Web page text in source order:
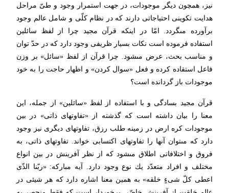
نیز، همچون دیگر موجودات، در جهت استمرار وجود و طىّ مراحل
هدایت تكوینى احتیاجاتى دارند كه در نظام كلّى و شامل عالم وجود
برآورده مى‏گردد. امّا در اینكه قرآن مجید چرا از لفظ سائلین
استفاده فرموده است نكات بسیار ظریفى وجود دارد كه در حدّ توان
و مناسب بحث، عرض مى‏شود. چرا قرآن از لفظ «سائل» بر وزن
فاعل استفاده كرده و فعل «سوال كردن» و اظهار حاجت را به خود
موجودات باز گردانده است؟
قرآن مجید بسادگى و با استفاده از لفظ «سائلین» از جمله، این
معنا را بیان داشته است كه گذشته از «تفاوتهاى ذاتى» در بین
موجودات كره ارض در زمینه طلب رزق، تفاوتهاى دیگرى نیز وجود
دارد كه مى‏توان آنها را تفاوتهاى اكتسابى خواند. تفاوتهاى ذاتى، به
فروق و اختلافاتى اطلاق مى‏شود كه از نظر آفرینش در بین انواع
مختلف و افراد متعدّد یك نوع وجود دارد. آیه مباركه: «ربّنا الذّى
اعطى كلّ شى‏ءٍ خلقه» به همین معنا اشاره دارد كه هر شیئى در